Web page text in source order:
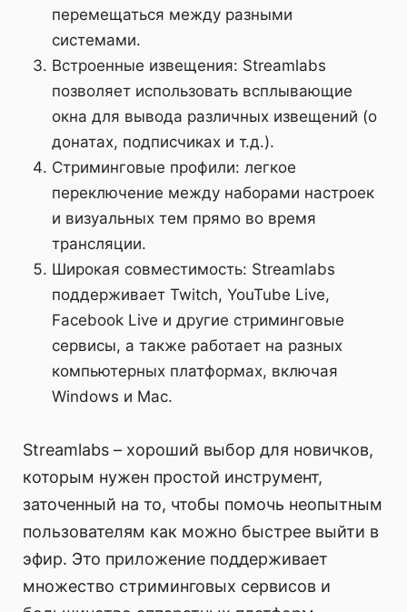
перемещаться между разными
системами.
Встроенные извещения: Streamlabs
позволяет использовать всплывающие
окна для вывода различных извещений (о
донатах, подписчиках и т.д.).
Стриминговые профили: легкое
переключение между наборами настроек
и визуальных тем прямо во время
трансляции.
Широкая совместимость: Streamlabs
поддерживает Twitch, YouTube Live,
Facebook Live и другие стриминговые
сервисы, а также работает на разных
компьютерных платформах, включая
Windows и Mac.
Streamlabs – хороший выбор для новичков,
которым нужен простой инструмент,
заточенный на то, чтобы помочь неопытным
пользователям как можно быстрее выйти в
эфир. Это приложение поддерживает
множество стриминговых сервисов и